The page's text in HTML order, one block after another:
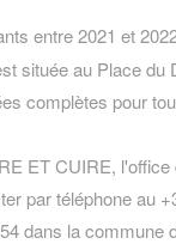
entre 2021 et
située au Place du
complètes pour
ET CUIRE,
par téléphone au
dans la commune